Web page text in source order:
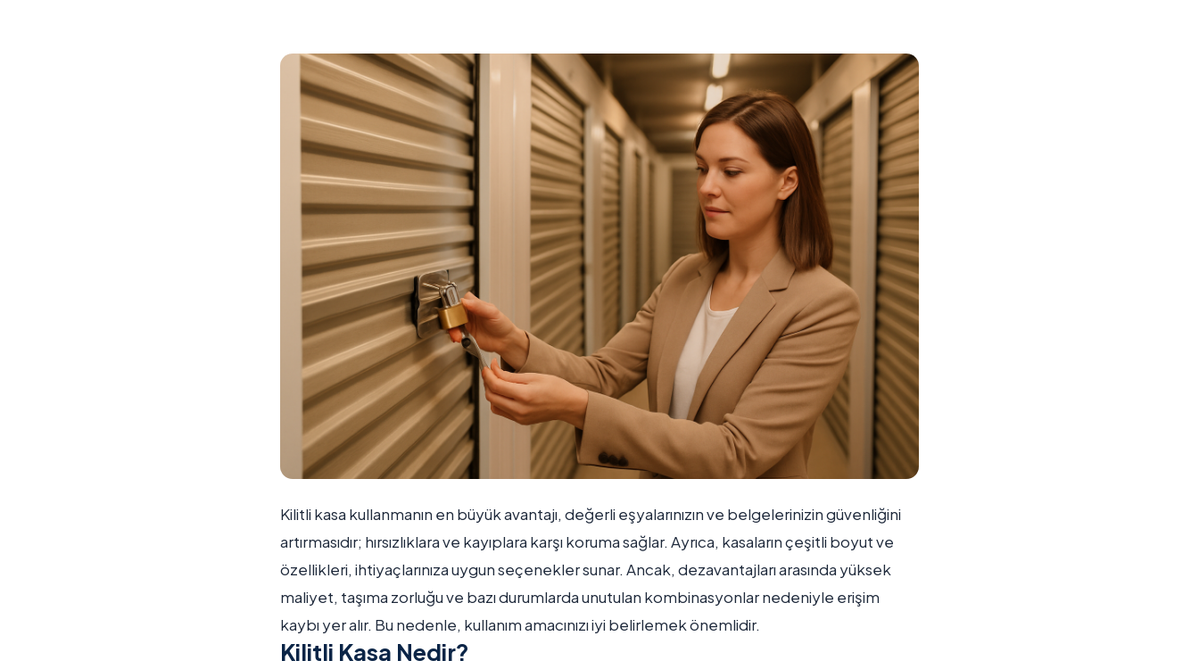
Kilitli kasa kullanmanın en büyük avantajı, değerli eşyalarınızın ve belgelerinizin güvenliğini
artırmasıdır; hırsızlıklara ve kayıplara karşı koruma sağlar. Ayrıca, kasaların çeşitli boyut ve
özellikleri, ihtiyaçlarınıza uygun seçenekler sunar. Ancak, dezavantajları arasında yüksek
maliyet, taşıma zorluğu ve bazı durumlarda unutulan kombinasyonlar nedeniyle erişim
kaybı yer alır. Bu nedenle, kullanım amacınızı iyi belirlemek önemlidir.
Kilitli Kasa Nedir?